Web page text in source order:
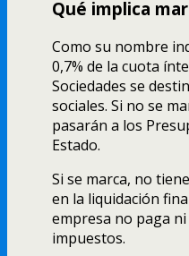
Qué implica
Como su nombre
0,7% de la cuota
Sociedades se
sociales. Si no se
pasarán a los
Estado.
Si se marca, no
en la liquidación
empresa no paga
impuestos.